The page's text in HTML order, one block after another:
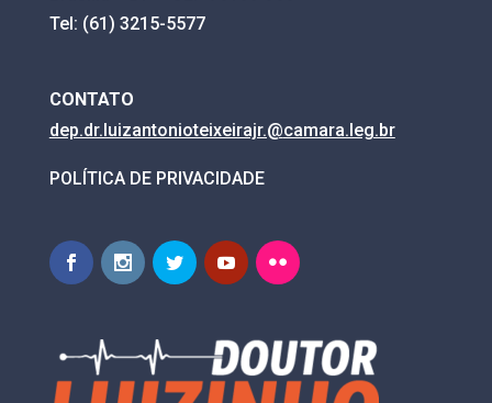
Tel: (61) 3215-5577
CONTATO
dep.dr.luizantonioteixeirajr.@camara.leg.br
POLÍTICA DE PRIVACIDADE